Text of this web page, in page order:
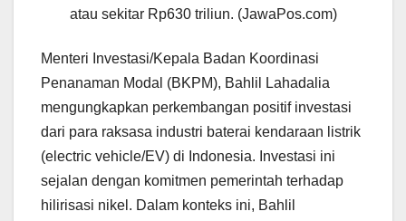
atau sekitar Rp630 triliun. (JawaPos.com)
Menteri Investasi/Kepala Badan Koordinasi
Penanaman Modal (BKPM), Bahlil Lahadalia
mengungkapkan perkembangan positif investasi
dari para raksasa industri baterai kendaraan listrik
(electric vehicle/EV) di Indonesia. Investasi ini
sejalan dengan komitmen pemerintah terhadap
hilirisasi nikel. Dalam konteks ini, Bahlil